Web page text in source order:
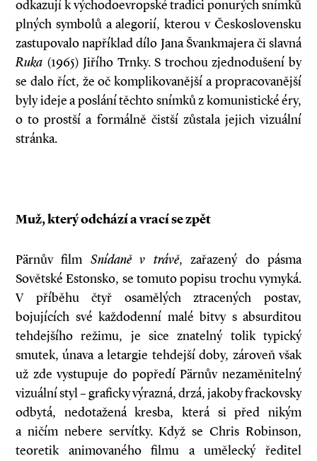
odkazují k východoevropské tradici ponurých snímků
plných symbolů a alegorií, kterou v Československu
zastupovalo například dílo Jana Švankmajera či slavná
Ruka (1965) Jiřího Trnky. S trochou zjednodušení by
se dalo říct, že oč komplikovanější a propracovanější
byly ideje a poslání těchto snímků z komunistické éry,
o to prostší a formálně čistší zůstala jejich vizuální
stránka.
Muž, který odchází a vrací se zpět
Pärnův film Snídaně v trávě, zařazený do pásma
Sovětské Estonsko, se tomuto popisu trochu vymyká.
V příběhu čtyř osamělých ztracených postav,
bojujících své každodenní malé bitvy s absurditou
tehdejšího režimu, je sice znatelný tolik typický
smutek, únava a letargie tehdejší doby, zároveň však
už zde vystupuje do popředí Pärnův nezaměnitelný
vizuální styl – graficky výrazná, drzá, jakoby frackovsky
odbytá, nedotažená kresba, která si před nikým
a ničím nebere servítky. Když se Chris Robinson,
teoretik animovaného filmu a umělecký ředitel